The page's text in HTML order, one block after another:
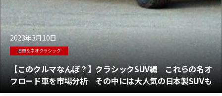
2023年3月10日
旧車＆ネオクラシック
【このクルマなんぼ？】クラシックSUV編 これらの名オ
フロード車を市場分析 その中には大人気の日本製SUVも